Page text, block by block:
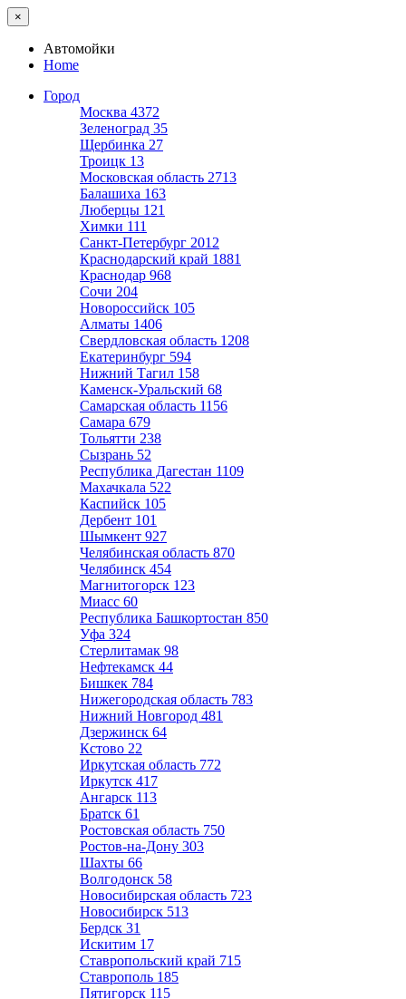
×
Автомойки
Home
Город
Москва 4372
Зеленоград 35
Щербинка 27
Троицк 13
Московская область 2713
Балашиха 163
Люберцы 121
Химки 111
Санкт-Петербург 2012
Краснодарский край 1881
Краснодар 968
Сочи 204
Новороссийск 105
Алматы 1406
Свердловская область 1208
Екатеринбург 594
Нижний Тагил 158
Каменск-Уральский 68
Самарская область 1156
Самара 679
Тольятти 238
Сызрань 52
Республика Дагестан 1109
Махачкала 522
Каспийск 105
Дербент 101
Шымкент 927
Челябинская область 870
Челябинск 454
Магнитогорск 123
Миасс 60
Республика Башкортостан 850
Уфа 324
Стерлитамак 98
Нефтекамск 44
Бишкек 784
Нижегородская область 783
Нижний Новгород 481
Дзержинск 64
Кстово 22
Иркутская область 772
Иркутск 417
Ангарск 113
Братск 61
Ростовская область 750
Ростов-на-Дону 303
Шахты 66
Волгодонск 58
Новосибирская область 723
Новосибирск 513
Бердск 31
Искитим 17
Ставропольский край 715
Ставрополь 185
Пятигорск 115